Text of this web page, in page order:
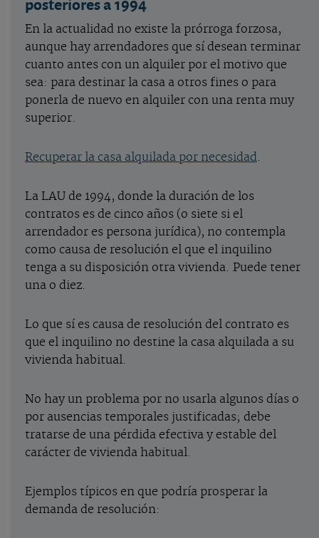
En la actualidad no existe la prórroga forzosa,
aunque hay arrendadores que sí desean terminar
cuanto antes con un alquiler por el motivo que
sea: para destinar la casa a otros fines o para
ponerla de nuevo en alquiler con una renta muy
superior.
Recuperar la casa alquilada por necesidad.
La LAU de 1994, donde la duración de los
contratos es de cinco años (o siete si el
arrendador es persona jurídica), no contempla
como causa de resolución el que el inquilino
tenga a su disposición otra vivienda. Puede tener
una o diez.
Lo que sí es causa de resolución del contrato es
que el inquilino no destine la casa alquilada a su
vivienda habitual.
No hay un problema por no usarla algunos días o
por ausencias temporales justificadas; debe
tratarse de una pérdida efectiva y estable del
carácter de vivienda habitual.
Ejemplos típicos en que podría prosperar la
demanda de resolución: